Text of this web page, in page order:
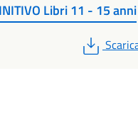
Libri 11 - 15 anni
PDF